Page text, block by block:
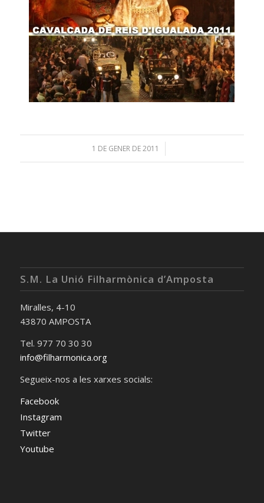
1 DE GENER DE 2011
/
S.M. La Unió Filharmònica d’Amposta
Miralles, 4-10
43870 AMPOSTA
Tel. 977 70 30 30
info@filharmonica.org
Segueix-nos a les xarxes socials:
Facebook
Instagram
Twitter
Youtube